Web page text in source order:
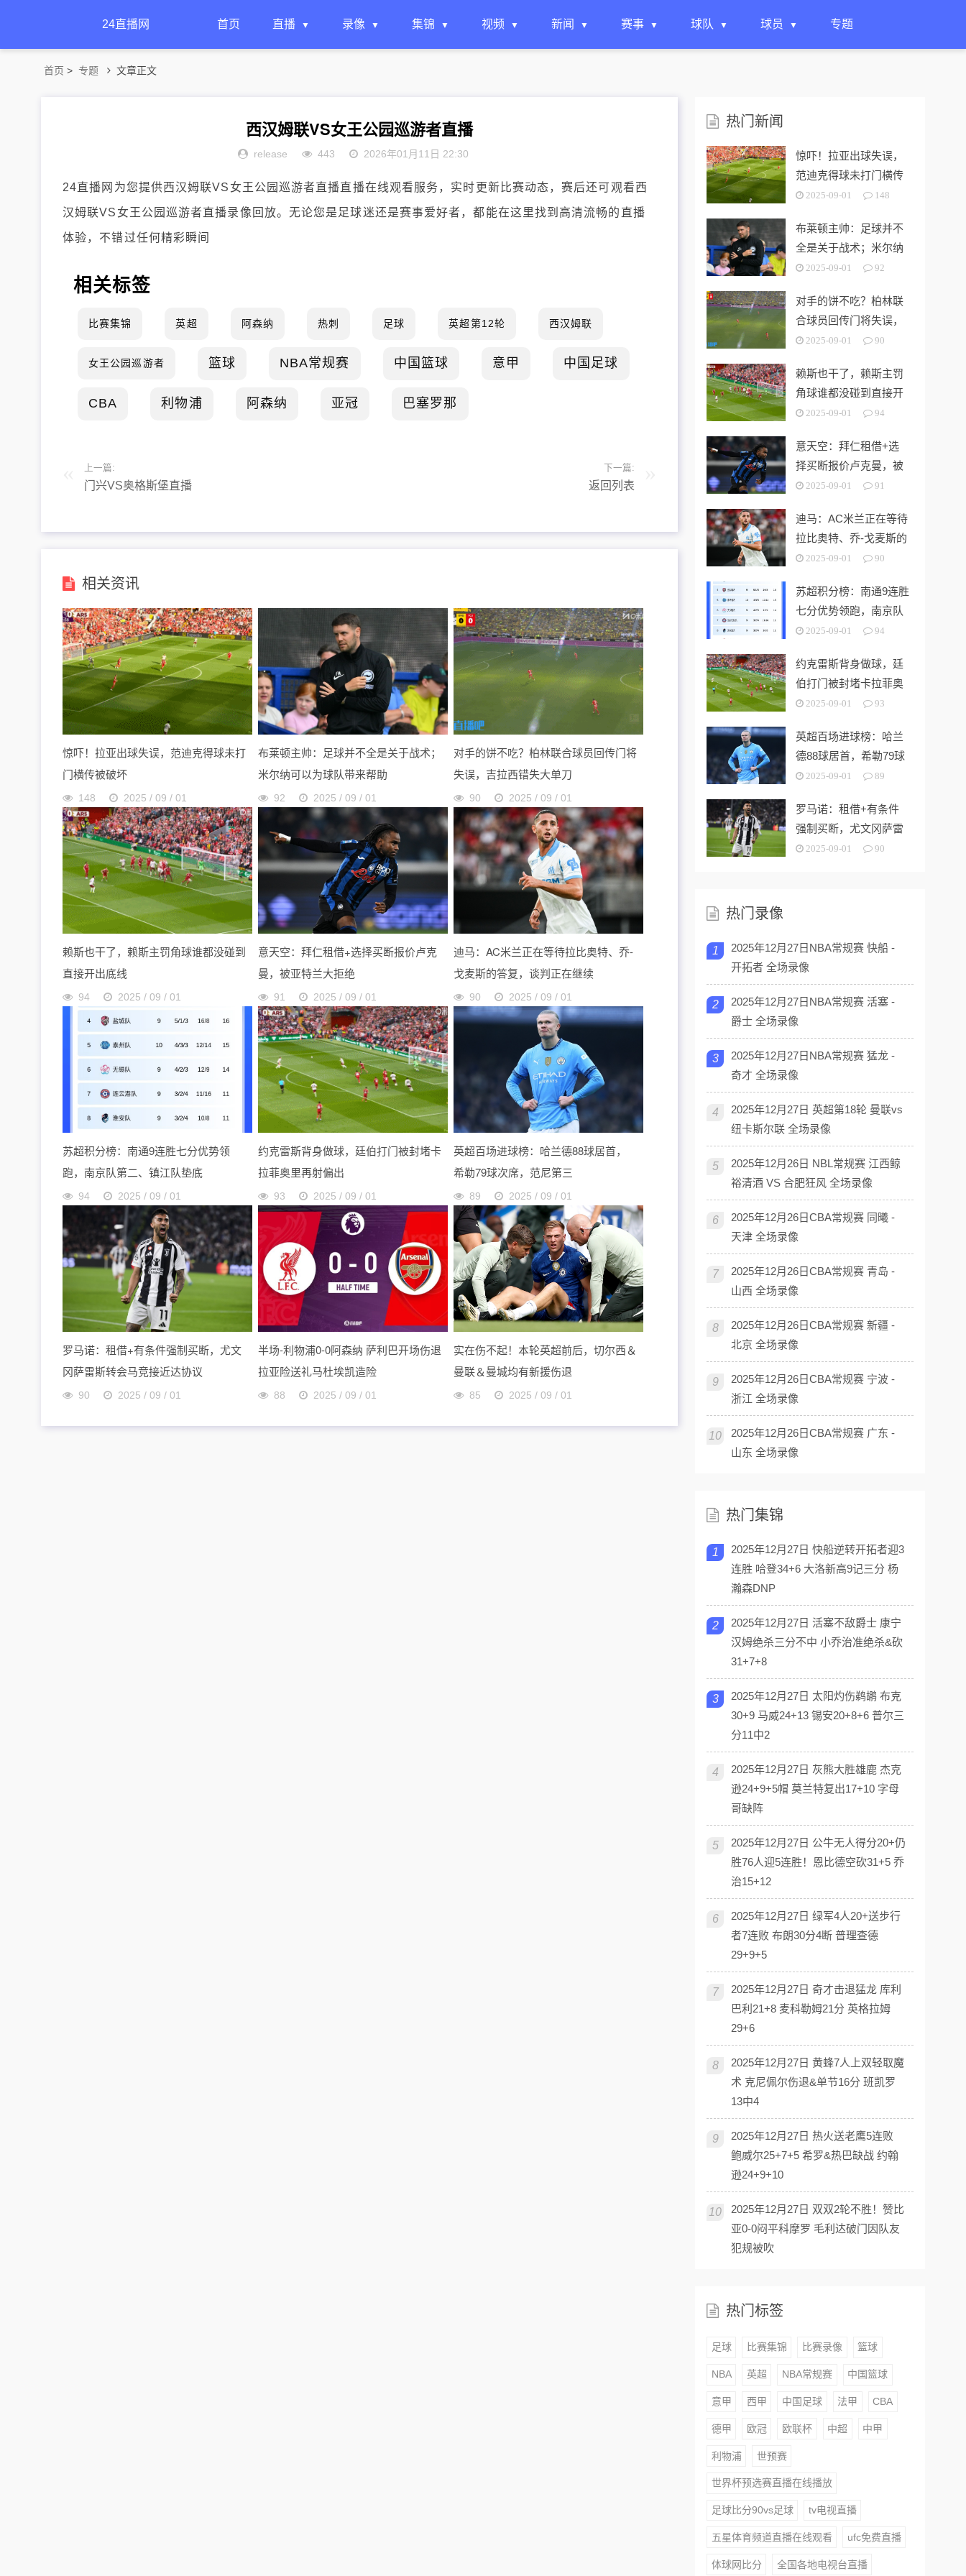
24直播网 首页 直播 录像 集锦 视频 新闻 赛事 球队 球员 专题
首页 > 专题 文章正文
西汉姆联VS女王公园巡游者直播
release 443 2026年01月11日 22:30
24直播网为您提供西汉姆联VS女王公园巡游者直播直播在线观看服务，实时更新比赛动态，赛后还可观看西
汉姆联VS女王公园巡游者直播录像回放。无论您是足球迷还是赛事爱好者，都能在这里找到高清流畅的直播
体验，不错过任何精彩瞬间
相关标签
比赛集锦 英超 阿森纳 热刺 足球 英超第12轮 西汉姆联
女王公园巡游者 篮球 NBA常规赛 中国篮球 意甲 中国足球
CBA 利物浦 阿森纳 亚冠 巴塞罗那
上一篇:
门兴VS奥格斯堡直播
下一篇:
返回列表
相关资讯
惊吓！拉亚出球失误，范迪克得球未打
门横传被破坏
148 2025 / 09 / 01
布莱顿主帅：足球并不全是关于战术；
米尔纳可以为球队带来帮助
92 2025 / 09 / 01
对手的饼不吃？柏林联合球员回传门将
失误，吉拉西错失大单刀
90 2025 / 09 / 01
赖斯也干了，赖斯主罚角球谁都没碰到
直接开出底线
94 2025 / 09 / 01
意天空：拜仁租借+选择买断报价卢克
曼，被亚特兰大拒绝
91 2025 / 09 / 01
迪马：AC米兰正在等待拉比奥特、乔-
戈麦斯的答复，谈判正在继续
90 2025 / 09 / 01
苏超积分榜：南通9连胜七分优势领
跑，南京队第二、镇江队垫底
94 2025 / 09 / 01
约克雷斯背身做球，廷伯打门被封堵卡
拉菲奥里再射偏出
93 2025 / 09 / 01
英超百场进球榜：哈兰德88球居首，
希勒79球次席，范尼第三
89 2025 / 09 / 01
罗马诺：租借+有条件强制买断，尤文
冈萨雷斯转会马竞接近达协议
90 2025 / 09 / 01
半场-利物浦0-0阿森纳 萨利巴开场伤退
拉亚险送礼马杜埃凯造险
88 2025 / 09 / 01
实在伤不起！本轮英超前后，切尔西＆
曼联＆曼城均有新援伤退
85 2025 / 09 / 01
热门新闻
惊吓！拉亚出球失误，
范迪克得球未打门横传
被破坏
2025-09-01 148
布莱顿主帅：足球并不
全是关于战术；米尔纳
可以为球队带来帮助
2025-09-01 92
对手的饼不吃？柏林联
合球员回传门将失误，
吉拉西错失大单刀
2025-09-01 90
赖斯也干了，赖斯主罚
角球谁都没碰到直接开
出底线
2025-09-01 94
意天空：拜仁租借+选
择买断报价卢克曼，被
亚特兰大拒绝
2025-09-01 91
迪马：AC米兰正在等待
拉比奥特、乔-戈麦斯的
答复，谈判正在继续
2025-09-01 90
苏超积分榜：南通9连胜
七分优势领跑，南京队
第二、镇江队垫底
2025-09-01 94
约克雷斯背身做球，廷
伯打门被封堵卡拉菲奥
里再射偏出
2025-09-01 93
英超百场进球榜：哈兰
德88球居首，希勒79球
次席，范尼第三
2025-09-01 89
罗马诺：租借+有条件
强制买断，尤文冈萨雷
斯转会马竞接近达协议
2025-09-01 90
热门录像
1
2025年12月27日NBA常规赛 快船 -
开拓者 全场录像
2
2025年12月27日NBA常规赛 活塞 -
爵士 全场录像
3
2025年12月27日NBA常规赛 猛龙 -
奇才 全场录像
4
2025年12月27日 英超第18轮 曼联vs
纽卡斯尔联 全场录像
5
2025年12月26日 NBL常规赛 江西鲸
裕清酒 VS 合肥狂风 全场录像
6
2025年12月26日CBA常规赛 同曦 -
天津 全场录像
7
2025年12月26日CBA常规赛 青岛 -
山西 全场录像
8
2025年12月26日CBA常规赛 新疆 -
北京 全场录像
9
2025年12月26日CBA常规赛 宁波 -
浙江 全场录像
10
2025年12月26日CBA常规赛 广东 -
山东 全场录像
热门集锦
1
2025年12月27日 快船逆转开拓者迎3
连胜 哈登34+6 大洛新高9记三分 杨
瀚森DNP
2
2025年12月27日 活塞不敌爵士 康宁
汉姆绝杀三分不中 小乔治准绝杀&砍
31+7+8
3
2025年12月27日 太阳灼伤鹈鹕 布克
30+9 马威24+13 锡安20+8+6 普尔三
分11中2
4
2025年12月27日 灰熊大胜雄鹿 杰克
逊24+9+5帽 莫兰特复出17+10 字母
哥缺阵
5
2025年12月27日 公牛无人得分20+仍
胜76人迎5连胜！恩比德空砍31+5 乔
治15+12
6
2025年12月27日 绿军4人20+送步行
者7连败 布朗30分4断 普理查德
29+9+5
7
2025年12月27日 奇才击退猛龙 库利
巴利21+8 麦科勒姆21分 英格拉姆
29+6
8
2025年12月27日 黄蜂7人上双轻取魔
术 克尼佩尔伤退&单节16分 班凯罗
13中4
9
2025年12月27日 热火送老鹰5连败
鲍威尔25+7+5 希罗&热巴缺战 约翰
逊24+9+10
10
2025年12月27日 双双2轮不胜！赞比
亚0-0闷平科摩罗 毛利达破门因队友
犯规被吹
热门标签
足球 比赛集锦 比赛录像 篮球
NBA 英超 NBA常规赛 中国篮球
意甲 西甲 中国足球 法甲 CBA
德甲 欧冠 欧联杯 中超 中甲
利物浦 世预赛
世界杯预选赛直播在线播放
足球比分90vs足球 tv电视直播
五星体育频道直播在线观看 ufc免费直播
体球网比分 全国各地电视台直播